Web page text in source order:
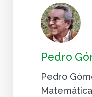
Pedro
Pedro